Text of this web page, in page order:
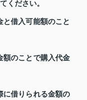
ください。
と借入可能額のこと
額のことで購入代金
に借りられる金額の